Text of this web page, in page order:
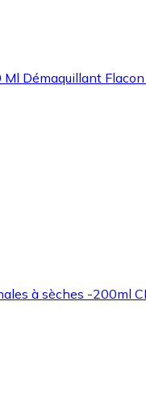
Démaquillant
à sèches -200ml